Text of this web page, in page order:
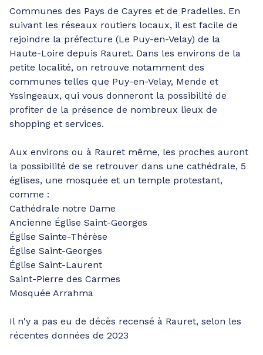
Communes des Pays de Cayres et de Pradelles. En
suivant les réseaux routiers locaux, il est facile de
rejoindre la préfecture (Le Puy-en-Velay) de la
Haute-Loire depuis Rauret. Dans les environs de la
petite localité, on retrouve notamment des
communes telles que Puy-en-Velay, Mende et
Yssingeaux, qui vous donneront la possibilité de
profiter de la présence de nombreux lieux de
shopping et services.
Aux environs ou à Rauret même, les proches auront
la possibilité de se retrouver dans une cathédrale, 5
églises, une mosquée et un temple protestant,
comme :
Cathédrale notre Dame
Ancienne Église Saint-Georges
Église Sainte-Thérèse
Église Saint-Georges
Église Saint-Laurent
Saint-Pierre des Carmes
Mosquée Arrahma
Il n'y a pas eu de décès recensé à Rauret, selon les
récentes données de 2023